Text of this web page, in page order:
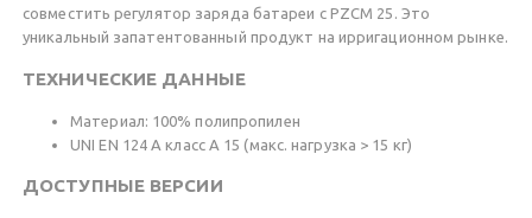
совместить регулятор заряда батареи с PZCM 25. Это
уникальный запатентованный продукт на ирригационном рынке.
ТЕХНИЧЕСКИЕ ДАННЫЕ
Материал: 100% полипропилен
UNI EN 124 A класс A 15 (макс. нагрузка > 15 кг)
ДОСТУПНЫЕ ВЕРСИИ